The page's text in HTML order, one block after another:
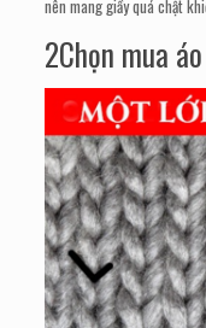
nên mang giầy quá chật
2Chọn mua